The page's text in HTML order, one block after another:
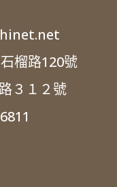
榴路120號
３１２號